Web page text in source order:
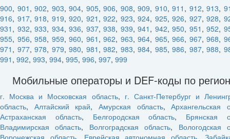
900, 901 , 902, 903, 904, 905, 906, 908, 909, 910, 911 , 912, 913,
916, 917, 918, 919, 920, 921 , 922, 923, 924, 925, 926, 927, 928,
931 , 932, 933, 934, 936, 937, 938, 939, 941 , 942, 950, 951 , 952,
955, 956, 958, 959, 960, 961 , 962, 963, 964, 965, 966, 967, 968,
971 , 977, 978, 979, 980, 981 , 982, 983, 984, 985, 986, 987, 988,
991 , 992, 993, 994, 995, 996, 997, 999
Мобильные операторы и DEF-коды по
г. Москва и Московская область, г. Санкт-Петербург и
область, Алтайский край,Амурская область,Архангельская
Астраханская область, Белгородская область, Брянская
Владимирская область, Волгоградская область, Вологодская
Воронежская область, Еврейская автономная область,